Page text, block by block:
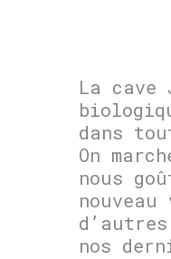
La
dans
On
nous
nos